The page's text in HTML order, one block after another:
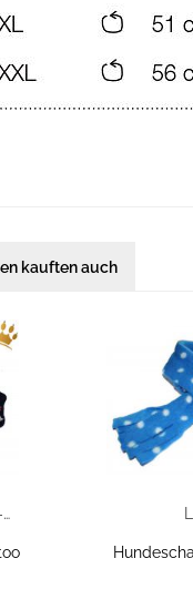
kauften auch
XXX-Large